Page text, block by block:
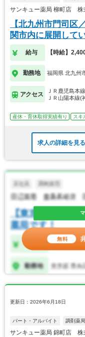
サンキュー薬局 柳町店 株
【北九州市門司
関市内に展開して
給与 【時給】
勤務地 福岡県 北九州
アクセス
ＪＲ鹿児島本
ＪＲ山陽本線
産休・育休取得実績有り スキ
求人の詳細を見る
更新日：2026年6月18日
パート・アルバイト 調剤薬局
サンキュー薬局 錦町店 株